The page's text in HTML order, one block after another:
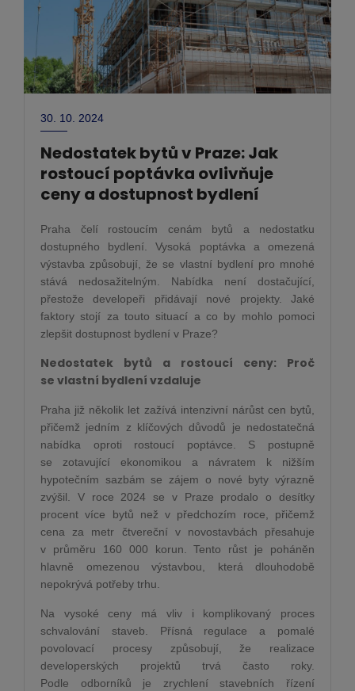
30. 10. 2024
Nedostatek bytů v Praze: Jak
rostoucí poptávka ovlivňuje
ceny a dostupnost bydlení
Praha čelí rostoucím cenám bytů a nedostatku
dostupného bydlení. Vysoká poptávka a omezená
výstavba způsobují, že se vlastní bydlení pro mnohé
stává nedosažitelným. Nabídka není dostačující,
přestože developeři přidávají nové projekty. Jaké
faktory stojí za touto situací a co by mohlo pomoci
zlepšit dostupnost bydlení v Praze?
Nedostatek bytů a rostoucí ceny: Proč
se vlastní bydlení vzdaluje
Praha již několik let zažívá intenzivní nárůst cen bytů,
přičemž jedním z klíčových důvodů je nedostatečná
nabídka oproti rostoucí poptávce. S postupně
se zotavující ekonomikou a návratem k nižším
hypotečním sazbám se zájem o nové byty výrazně
zvýšil. V roce 2024 se v Praze prodalo o desítky
procent více bytů než v předchozím roce, přičemž
cena za metr čtvereční v novostavbách přesahuje
v průměru 160 000 korun. Tento růst je poháněn
hlavně omezenou výstavbou, která dlouhodobě
nepokrývá potřeby trhu.
Na vysoké ceny má vliv i komplikovaný proces
schvalování staveb. Přísná regulace a pomalé
povolovací procesy způsobují, že realizace
developerských projektů trvá často roky.
Podle odborníků je zrychlení stavebních řízení